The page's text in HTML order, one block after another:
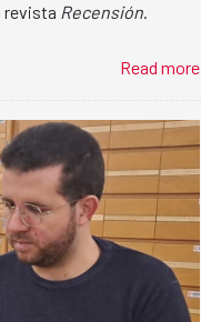
revista Recensión.
Read more